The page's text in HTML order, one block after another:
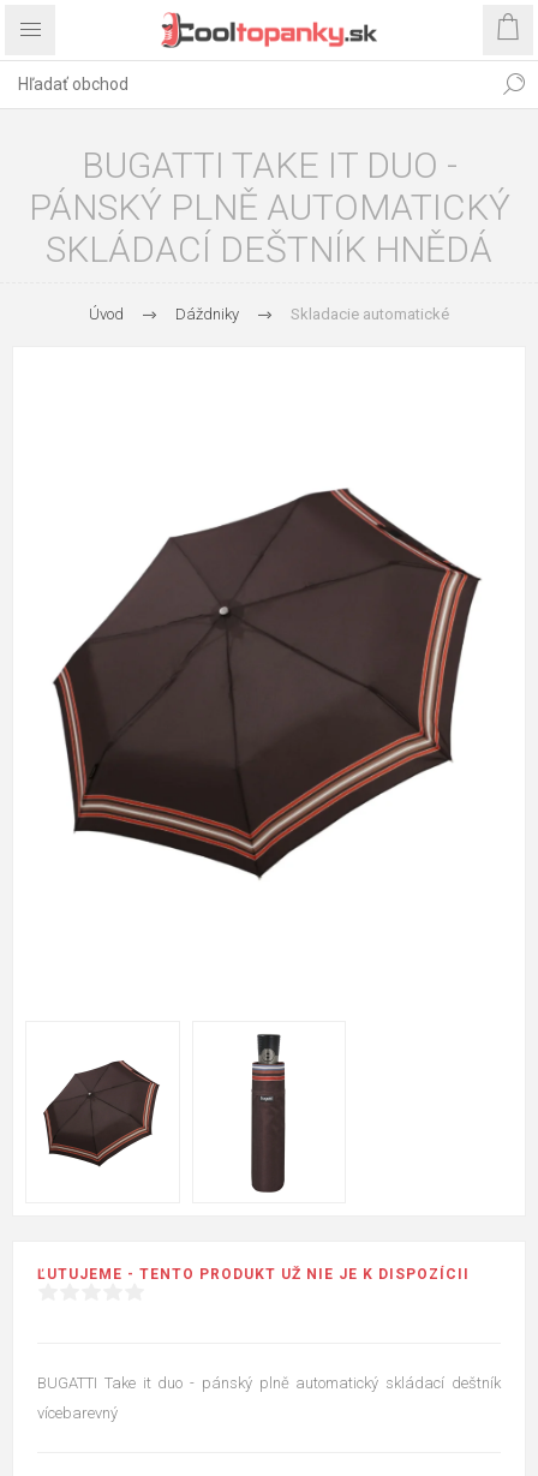
BUGATTI TAKE IT DUO -
PÁNSKÝ PLNĚ AUTOMATICKÝ
SKLÁDACÍ DEŠTNÍK HNĚDÁ
Úvod Dáždniky Skladacie automatické
ĽUTUJEME - TENTO PRODUKT UŽ NIE JE K DISPOZÍCII
BUGATTI Take it duo - pánský plně automatický skládací deštník
vícebarevný